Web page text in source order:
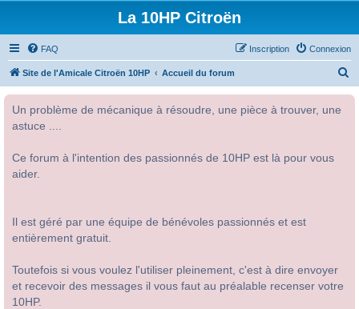
La 10HP Citroën
FAQ Connexion
Inscription
Site de l'Amicale Citroën 10HP Accueil du forum
Un problème de mécanique à résoudre, une pièce à trouver, une
astuce ....
Ce forum à l'intention des passionnés de 10HP est là pour vous
aider.
Il est géré par une équipe de bénévoles passionnés et est
entièrement gratuit.
Toutefois si vous voulez l'utiliser pleinement, c'est à dire envoyer
et recevoir des messages il vous faut au préalable recenser votre
10HP.